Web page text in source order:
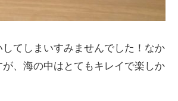
てしまいすみませんでした！なか
、海の中はとてもキレイで楽しか